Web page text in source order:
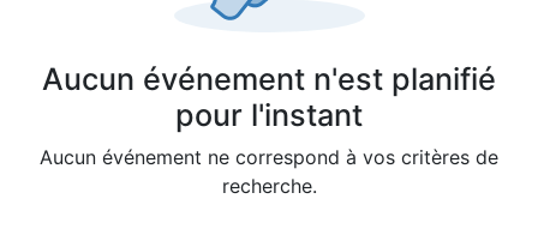
Aucun événement n'est planifié
pour l'instant
Aucun événement ne correspond à vos critères de
recherche.